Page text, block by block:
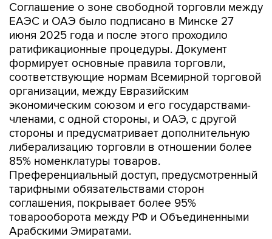
Соглашение о зоне свободной торговли между
ЕАЭС и ОАЭ было подписано в Минске 27
июня 2025 года и после этого проходило
ратификационные процедуры. Документ
формирует основные правила торговли,
соответствующие нормам Всемирной торговой
организации, между Евразийским
экономическим союзом и его государствами-
членами, с одной стороны, и ОАЭ, с другой
стороны и предусматривает дополнительную
либерализацию торговли в отношении более
85% номенклатуры товаров.
Преференциальный доступ, предусмотренный
тарифными обязательствами сторон
соглашения, покрывает более 95%
товарооборота между РФ и Объединенными
Арабскими Эмиратами.